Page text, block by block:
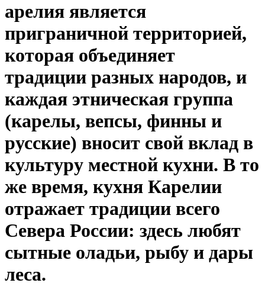
арелия является
приграничной территорией,
которая объединяет
традиции разных народов, и
каждая этническая группа
(карелы, вепсы, финны и
русские) вносит свой вклад в
культуру местной кухни. В то
же время, кухня Карелии
отражает традиции всего
Севера России: здесь любят
сытные оладьи, рыбу и дары
леса.